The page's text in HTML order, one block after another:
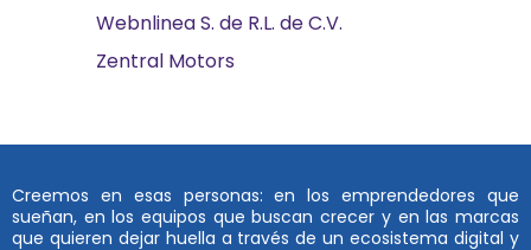
Webnlinea S. de R.L. de C.V.
Zentral Motors
Creemos en esas personas: en los emprendedores que
sueñan, en los equipos que buscan crecer y en las marcas
que quieren dejar huella a través de un ecosistema digital y